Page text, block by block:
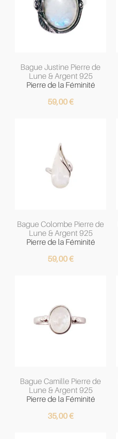
Bague Justine Pierre de
Lune & Argent 925
Pierre de la Féminité
59,00€
Bague Colombe Pierre de
Lune & Argent 925
Pierre de la Féminité
59,00€
Bague Camille Pierre de
Lune & Argent 925
Pierre de la Féminité
35,00€